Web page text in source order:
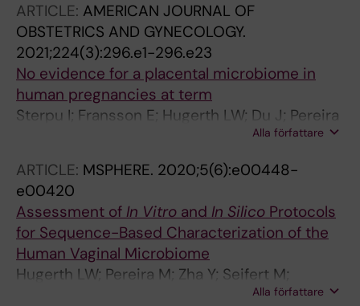
ARTICLE: AMERICAN JOURNAL OF
OBSTETRICS AND GYNECOLOGY.
2021;224(3):296.e1-296.e23
No evidence for a placental microbiome in
human pregnancies at term
Sterpu I; Fransson E; Hugerth LW; Du J; Pereira
M; Cheng L; Radu SA; Calderon-Perez L; Zha Y;
Angelidou P; Pennhag A; Boulund F; Scheynius
A; Engstrand L; Wiberg-Itzel E; Schuppe-
Koistinen I
Alla författare
ARTICLE: MSPHERE. 2020;5(6):e00448-
e00420
Assessment of In Vitro and In Silico Protocols
for Sequence-Based Characterization of the
Human Vaginal Microbiome
Hugerth LW; Pereira M; Zha Y; Seifert M;
Kaldhusdal V; Boulund F; Krog MC; Bashir Z;
Alla författare